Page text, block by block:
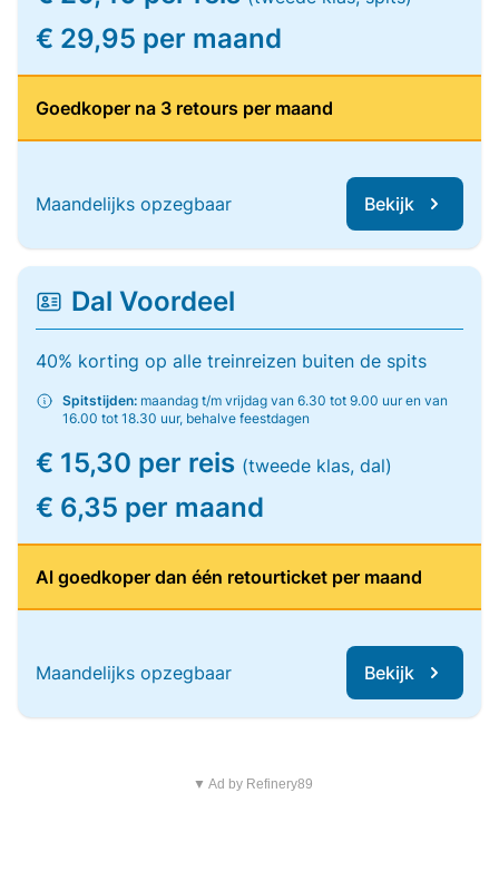
€ 29,95 per maand
Goedkoper na 3 retours per maand
Maandelijks opzegbaar Bekijk
Dal Voordeel
40% korting op alle treinreizen buiten de spits
Spitstijden: maandag t/m vrijdag van 6.30 tot 9.00 uur en van
16.00 tot 18.30 uur, behalve feestdagen
€ 15,30 per reis (tweede klas, dal)
€ 6,35 per maand
Al goedkoper dan één retourticket per maand
Maandelijks opzegbaar Bekijk
▼ Ad by Refinery89